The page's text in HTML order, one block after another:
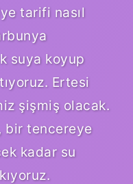
tarifi nasıl
suya koyup
Ertesi
şişmiş olacak.
bir tencereye
kadar su